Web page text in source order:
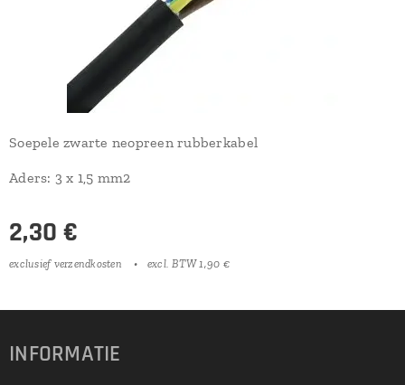
Soepele zwarte neopreen rubberkabel
Aders: 3 x 1,5 mm2
2,30 €
exclusief verzendkosten excl. BTW 1,90 €
INFORMATIE